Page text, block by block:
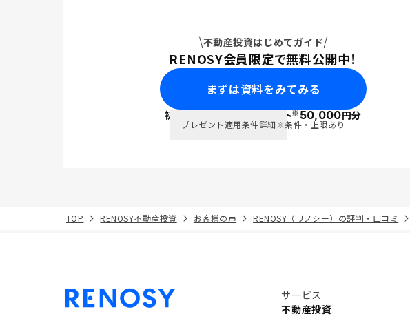
不動産投資はじめてガイド
RENOSY会員限定で無料公開中！
まずは資料をみてみる
初回面談で ポイント※50,000円分
プレゼント適用条件詳細※条件・上限あり
TOP RENOSY不動産投資 お客様の声 RENOSY（リノシー）の評判・口コミ
サービス
不動産投資